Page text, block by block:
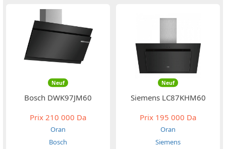
Neuf
Bosch DWK97JM60
Prix 210 000 Da
Oran
Bosch
Neuf
Siemens LC87KHM60
Prix 195 000 Da
Oran
Siemens